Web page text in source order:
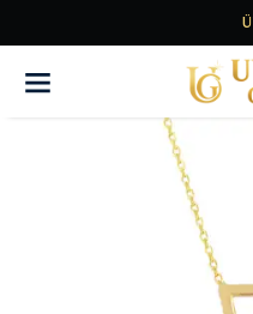
ÜYELERİMİZE ÖZEL